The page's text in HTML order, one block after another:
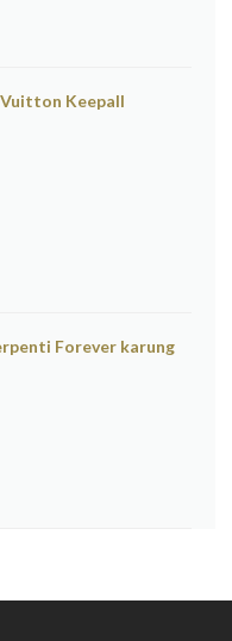
Vuitton Keepall
Forever karung